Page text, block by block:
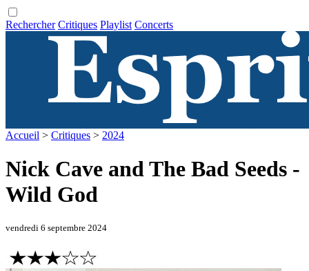
Rechercher Critiques Playlist Concerts
Accueil > Critiques > 2024
Nick Cave and The Bad Seeds -
Wild God
vendredi 6 septembre 2024